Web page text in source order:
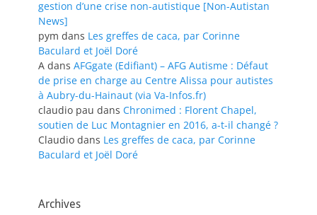
gestion d’une crise non-autistique [Non-Autistan
News]
pym dans Les greffes de caca, par Corinne
Baculard et Joël Doré
A dans AFGgate (Edifiant) – AFG Autisme : Défaut
de prise en charge au Centre Alissa pour autistes
à Aubry-du-Hainaut (via Va-Infos.fr)
claudio pau dans Chronimed : Florent Chapel,
soutien de Luc Montagnier en 2016, a-t-il changé ?
Claudio dans Les greffes de caca, par Corinne
Baculard et Joël Doré
Archives